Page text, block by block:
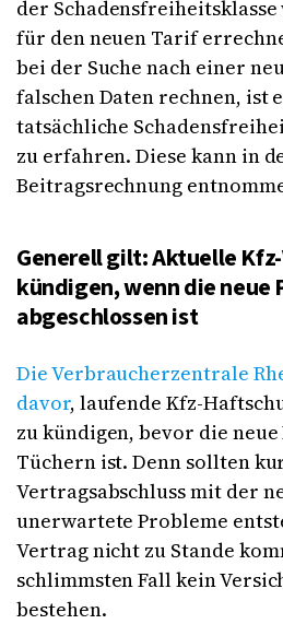
der
für den neuen Tarif
bei der Suche nach einer
falschen Daten rechnen, ist
tatsächliche
zu erfahren. Diese kann in
Beitragsrechnung
Generell gilt: Aktuelle
kündigen, wenn die neue
abgeschlossen ist
Die Verbraucherzentrale
davor, laufende Kfz-
zu kündigen, bevor die
Tüchern ist. Denn sollten
Vertragsabschluss mit der
unerwartete Probleme
Vertrag nicht zu Stande
schlimmsten Fall kein
bestehen.